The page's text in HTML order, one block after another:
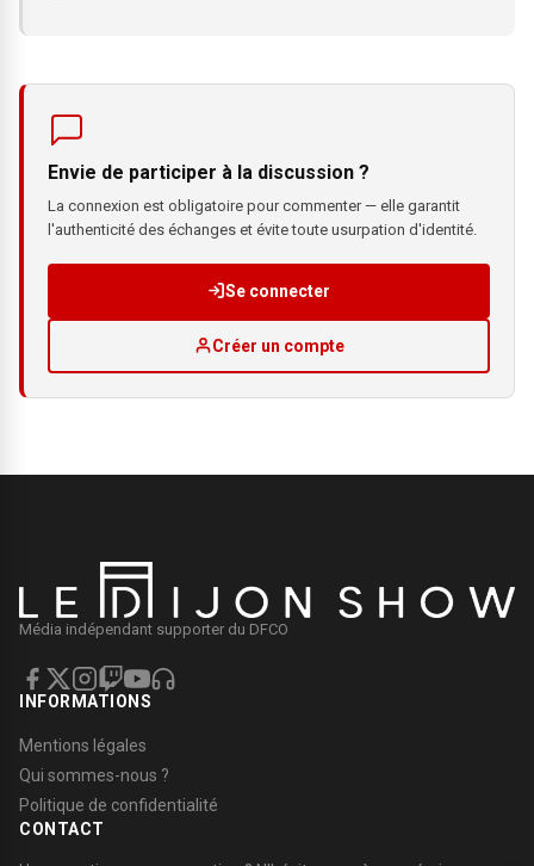
Envie de participer à la discussion ?
La connexion est obligatoire pour commenter — elle garantit
l'authenticité des échanges et évite toute usurpation d'identité.
Se connecter
Créer un compte
Média indépendant supporter du DFCO
INFORMATIONS
Mentions légales
Qui sommes-nous ?
Politique de confidentialité
CONTACT